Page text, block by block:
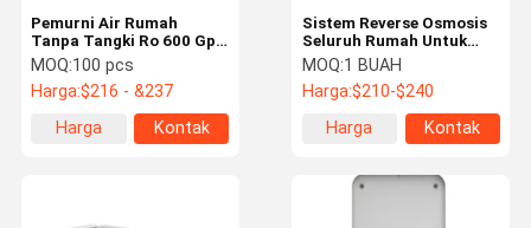
Pemurni Air Rumah
Tanpa Tangki Ro 600 Gpd
Reverse Osmosis
MOQ:100 pcs
Harga:$216 - &237
Harga
Kontak
Sistem Reverse Osmosis
Seluruh Rumah Untuk
Sistem Reverse Osmosis
Air Sumur 600 Gpd
MOQ:1 BUAH
Harga:$210-$240
Harga
Kontak